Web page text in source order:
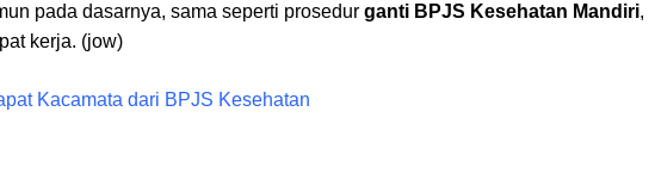
pada dasarnya, sama seperti prosedur ganti BPJS Kesehatan Mandiri,
kerja. (jow)
Kacamata dari BPJS Kesehatan